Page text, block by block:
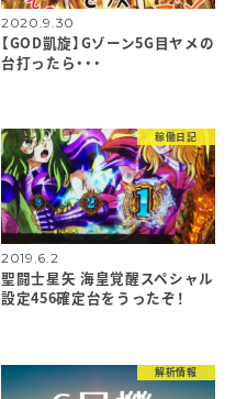
2020.9.30
【GOD凱旋】Gゾーン5G目ヤメの
台打ったら・・・
稼働日記
2019.6.2
聖闘士星矢 海皇覚醒スペシャル
設定456確定台をうったぞ！
解析情報